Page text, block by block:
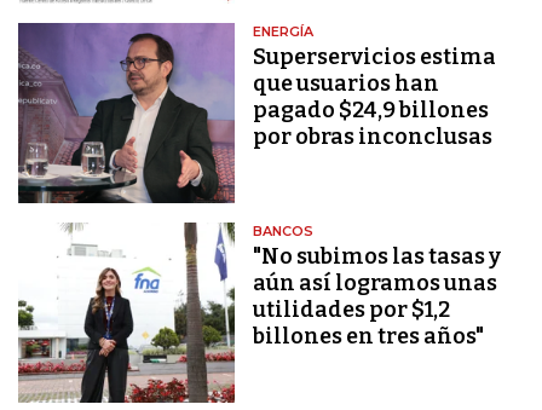
ENERGÍA
Superservicios estima
que usuarios han
pagado $24,9 billones
por obras inconclusas
BANCOS
"No subimos las tasas y
aún así logramos unas
utilidades por $1,2
billones en tres años"